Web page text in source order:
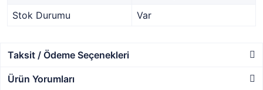
Stok Durumu
Var
Taksit / Ödeme Seçenekleri
Ürün Yorumları